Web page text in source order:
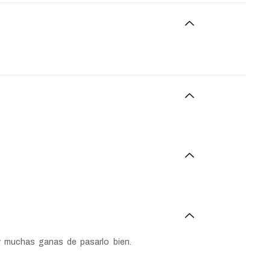
ganas de pasarlo bien.